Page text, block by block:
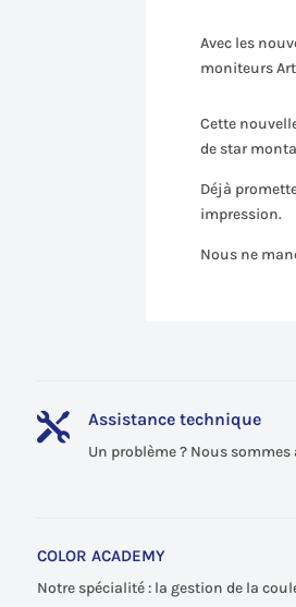
Avec les
moniteurs
Cette
de star
Déjà
impression.
Nous ne
 Assistance technique
Un problème ? Nous sommes
COLOR ACADEMY
Notre spécialité : la gestion de la